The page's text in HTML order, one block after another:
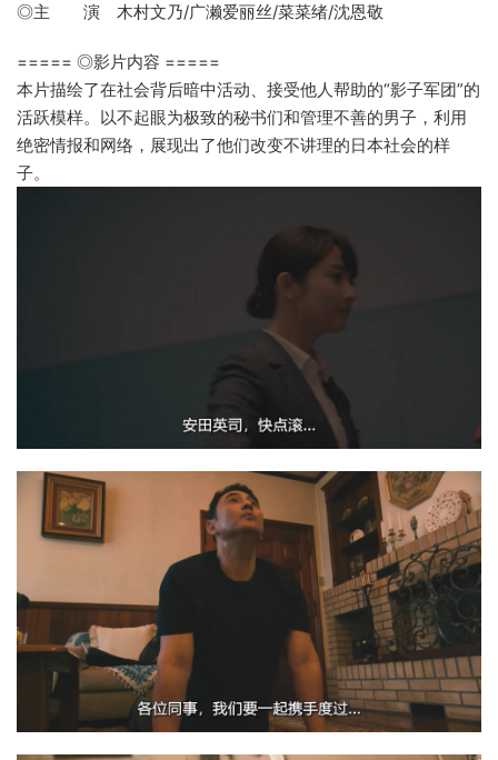
◎主 演 木村文乃/广濑爱丽丝/菜菜绪/沈恩敬
===== ◎影片内容 =====
本片描绘了在社会背后暗中活动、接受他人帮助的“影子军团”的
活跃模样。以不起眼为极致的秘书们和管理不善的男子，利用
绝密情报和网络，展现出了他们改变不讲理的日本社会的样
子。